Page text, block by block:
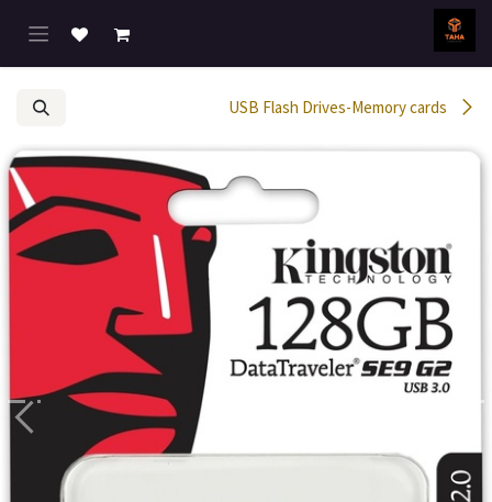
تخطي للذهاب إلى المحتوى